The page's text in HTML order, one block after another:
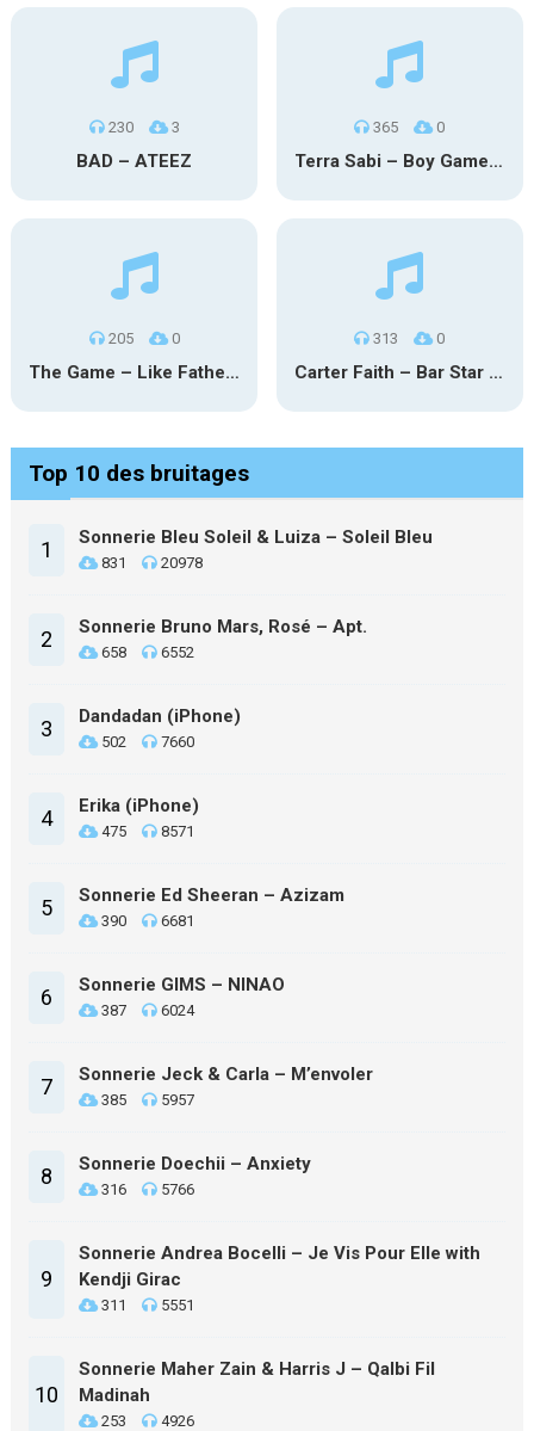
230 3
BAD – ATEEZ
365 0
Terra Sabi – Boy Game X Marcia Cruz
205 0
The Game – Like Father Like Daughter
313 0
Carter Faith – Bar Star Vevo
Top 10 des bruitages
1 Sonnerie Bleu Soleil & Luiza – Soleil Bleu
831 20978
2 Sonnerie Bruno Mars, Rosé – Apt.
658 6552
3 Dandadan (iPhone)
502 7660
4 Erika (iPhone)
475 8571
5 Sonnerie Ed Sheeran – Azizam
390 6681
6 Sonnerie GIMS – NINAO
387 6024
7 Sonnerie Jeck & Carla – M’envoler
385 5957
8 Sonnerie Doechii – Anxiety
316 5766
9
Sonnerie Andrea Bocelli – Je Vis Pour Elle with
Kendji Girac
311 5551
10
Sonnerie Maher Zain & Harris J – Qalbi Fil
Madinah
253 4926